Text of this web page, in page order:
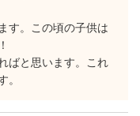
す。この頃の子供は
ばと思います。これ
。